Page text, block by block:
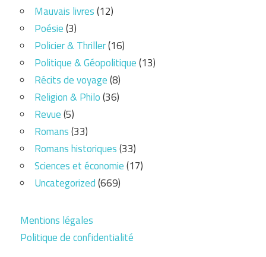
Mauvais livres(12)
Poésie(3)
Policier & Thriller(16)
Politique & Géopolitique(13)
Récits de voyage(8)
Religion & Philo(36)
Revue(5)
Romans(33)
Romans historiques(33)
Sciences et économie(17)
Uncategorized(669)
Mentions légales
Politique de confidentialité